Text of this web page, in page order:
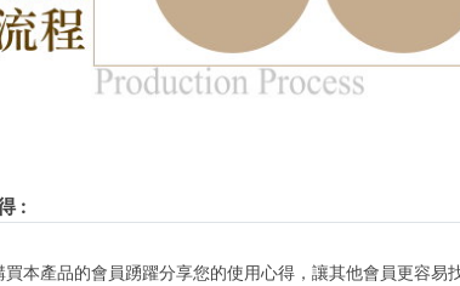
:
買本產品的會員踴躍分享您的使用心得，讓其他會員更容